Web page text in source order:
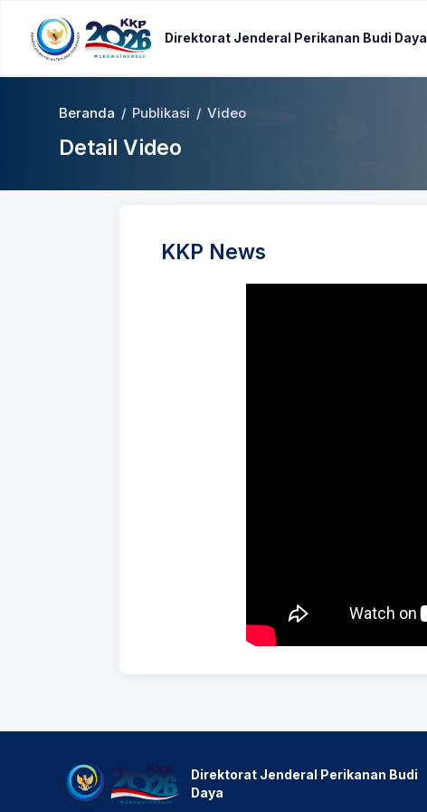
Direktorat Jenderal Perikanan Budi Daya
Beranda / Publikasi / Video
Detail Video
KKP News
Direktorat Jenderal Perikanan Budi
Daya